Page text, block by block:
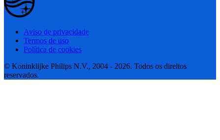
Aviso de privacidade
Termos de uso
Política de cookies
© Koninklijke Philips N.V., 2004 - 2026. Todos os direitos
reservados.